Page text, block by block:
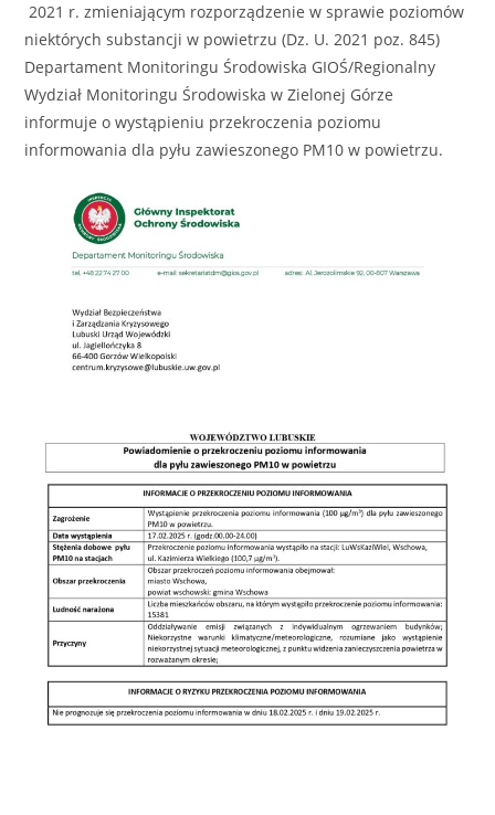
2021 r. zmieniającym rozporządzenie w sprawie poziomów
niektórych substancji w powietrzu (Dz. U. 2021 poz. 845)
Departament Monitoringu Środowiska GIOŚ/Regionalny
Wydział Monitoringu Środowiska w Zielonej Górze
informuje o wystąpieniu przekroczenia poziomu
informowania dla pyłu zawieszonego PM10 w powietrzu.